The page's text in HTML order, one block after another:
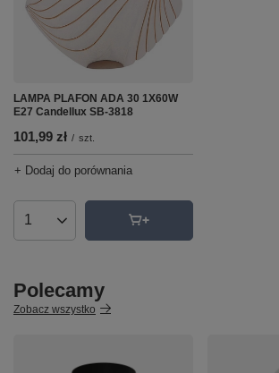
LAMPA PLAFON ADA 30 1X60W
E27 Candellux SB-3818
101,99 zł / szt.
+ Dodaj do porównania
Ilość produktów
Polecamy
Zobacz wszystko